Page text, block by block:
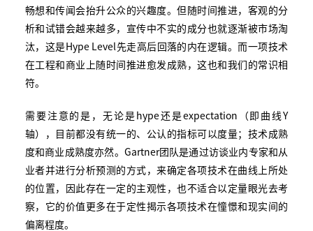
畅想和传闻会抬升公众的兴趣度。但随时间推进，客观的分
析和试错会越来越多，宣传中不实的成分也就逐渐被市场淘
汰，这是Hype Level先走高后回落的内在逻辑。而一项技术
在工程和商业上随时间推进愈发成熟，这也和我们的常识相
符。
需要注意的是，无论是hype还是expectation（即曲线Y
轴），目前都没有统一的、公认的指标可以度量；技术成熟
度和商业成熟度亦然。Gartner团队是通过访谈业内专家和从
业者并进行分析预测的方式，来确定各项技术在曲线上所处
的位置，因此存在一定的主观性，也不适合以定量眼光去考
察，它的价值更多在于定性揭示各项技术在憧憬和现实间的
偏离程度。